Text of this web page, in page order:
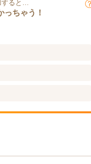
ると…
っちゃう！